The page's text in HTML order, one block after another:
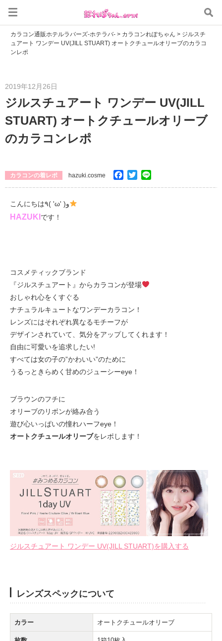
カラコン通販ホテルラバーズ-ホテラバ- > カラコンれぽちゃん > ジルスチ
ュアート ワンデー UV(JILL STUART) オートクチュールオリーブのカラコ
ンレポ
2019年12月26日
ジルスチュアート ワンデー UV(JILL
STUART) オートクチュールオリーブ
のカラコンレポ
カラコンの着レポ hazuki.cosme Facebook
Twitter
こんにちは٩( 'ω' )و
HAZUKI です！
コスメティックブランド
『ジルスチュアート』からカラコンが登場
おしゃれ心をくすぐる
ナチュラルキュートなワンデーカラコン！
レンズにはそれぞれ異なるモチーフが
デザインされていて、気分をアップしてくれます！
自由に可愛いを追求したい!
すべては女の子の”かわいい”のために
うるっときらめく甘めのジューシーeye！
ブラウンのフチに
オリーブのリボンが絡み合う
遊び心いっぱいの憧れハーフeye！
オートクチュールオリーブをレポします！
ジルスチュアート ワンデー UV(JILL STUART)を購入する
レンズスペックについて
カラー オートクチュールオリーブ